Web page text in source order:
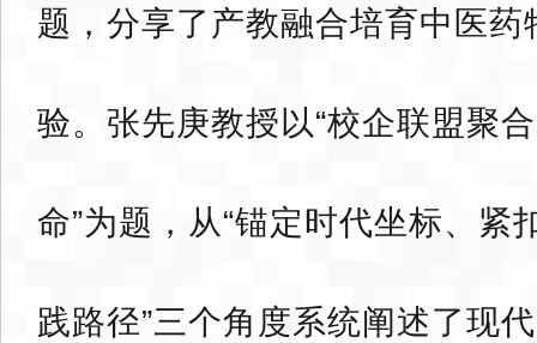
题，分享了产教融合培育中医
验。张先庚教授以“校企联盟聚
命”为题，从“锚定时代坐标、紧
践路径”三个角度系统阐述了现